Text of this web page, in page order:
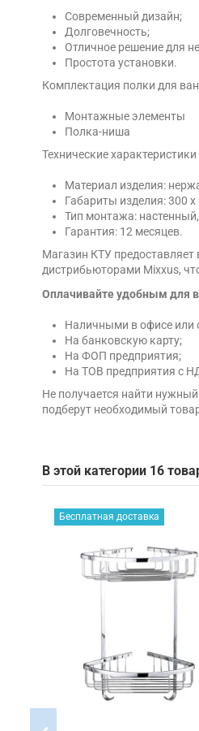
Современный дизайн;
Долговечность;
Отличное решение для
Простота установки.
Комплектация полки для
Монтажные элементы
Полка-ниша
Технические
Материал изделия:
Габариты изделия: 300
Тип монтажа:
Гарантия: 12 месяцев.
Магазин КТУ
дистрибьюторами Mixxus,
Оплачивайте удобным для
Наличными в офисе или
На банковскую карту;
На ФОП предприятия;
На ТОВ предприятия с
Не получается найти
подберут необходимый
В этой категории 16
Бесплатная доставка